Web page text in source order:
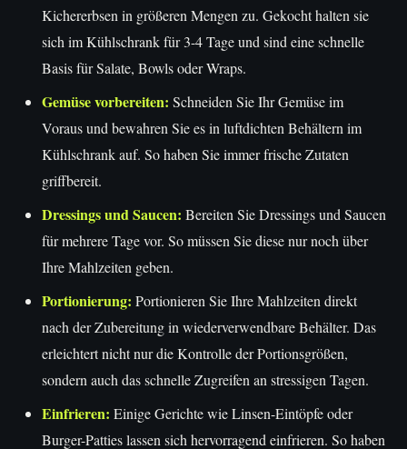
Kichererbsen in größeren Mengen zu. Gekocht halten sie
sich im Kühlschrank für 3-4 Tage und sind eine schnelle
Basis für Salate, Bowls oder Wraps.
Gemüse vorbereiten: Schneiden Sie Ihr Gemüse im
Voraus und bewahren Sie es in luftdichten Behältern im
Kühlschrank auf. So haben Sie immer frische Zutaten
griffbereit.
Dressings und Saucen: Bereiten Sie Dressings und Saucen
für mehrere Tage vor. So müssen Sie diese nur noch über
Ihre Mahlzeiten geben.
Portionierung: Portionieren Sie Ihre Mahlzeiten direkt
nach der Zubereitung in wiederverwendbare Behälter. Das
erleichtert nicht nur die Kontrolle der Portionsgrößen,
sondern auch das schnelle Zugreifen an stressigen Tagen.
Einfrieren: Einige Gerichte wie Linsen-Eintöpfe oder
Burger-Patties lassen sich hervorragend einfrieren. So haben